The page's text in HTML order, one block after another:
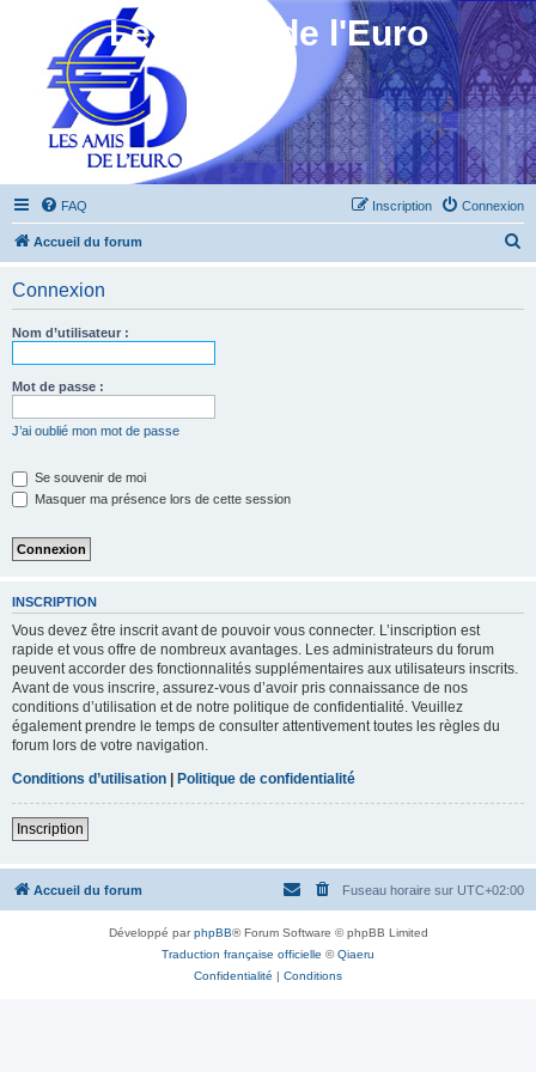
Les Amis de l'Euro
FAQ Connexion
Inscription
Accueil du forum
Connexion
Nom d’utilisateur :
Mot de passe :
J’ai oublié mon mot de passe
Se souvenir de moi
Masquer ma présence lors de cette session
INSCRIPTION
Vous devez être inscrit avant de pouvoir vous connecter. L’inscription est
rapide et vous offre de nombreux avantages. Les administrateurs du forum
peuvent accorder des fonctionnalités supplémentaires aux utilisateurs inscrits.
Avant de vous inscrire, assurez-vous d’avoir pris connaissance de nos
conditions d’utilisation et de notre politique de confidentialité. Veuillez
également prendre le temps de consulter attentivement toutes les règles du
forum lors de votre navigation.
Conditions d’utilisation | Politique de confidentialité
Inscription
Accueil du forum Fuseau horaire sur UTC+02:00
Développé parphpBB® Forum Software © phpBB Limited
Traduction française officielle ©Qiaeru
Confidentialité | Conditions